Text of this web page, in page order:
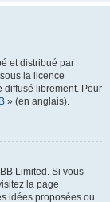
et distribué par
la licence
diffusé librement. Pour
» (en anglais).
Limited. Si vous
la page
idées proposées ou